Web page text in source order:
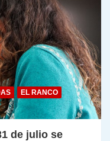
EL RANCO
de julio se